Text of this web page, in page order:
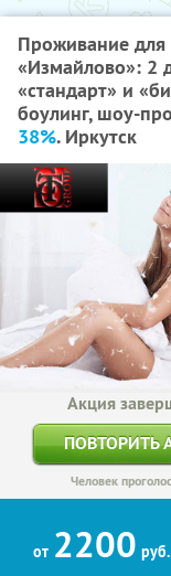
Проживание для
«Измайлово»: 2
«стандарт» и
боулинг, шоу-
38%. Иркутск
Акция
ПОВТОРИТЬ
Человек
от 2200 руб.